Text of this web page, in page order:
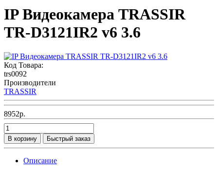
IP Видеокамера TRASSIR
TR-D3121IR2 v6 3.6
Код Товара:
trs0092
Производители
TRASSIR
8952р.
В корзину Быстрый заказ
Описание